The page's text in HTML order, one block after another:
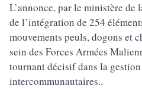
L’annonce, par le ministère
de l’intégration de 254
mouvements peuls, dogons et
sein des Forces Armées
tournant décisif dans la
intercommunautaires..